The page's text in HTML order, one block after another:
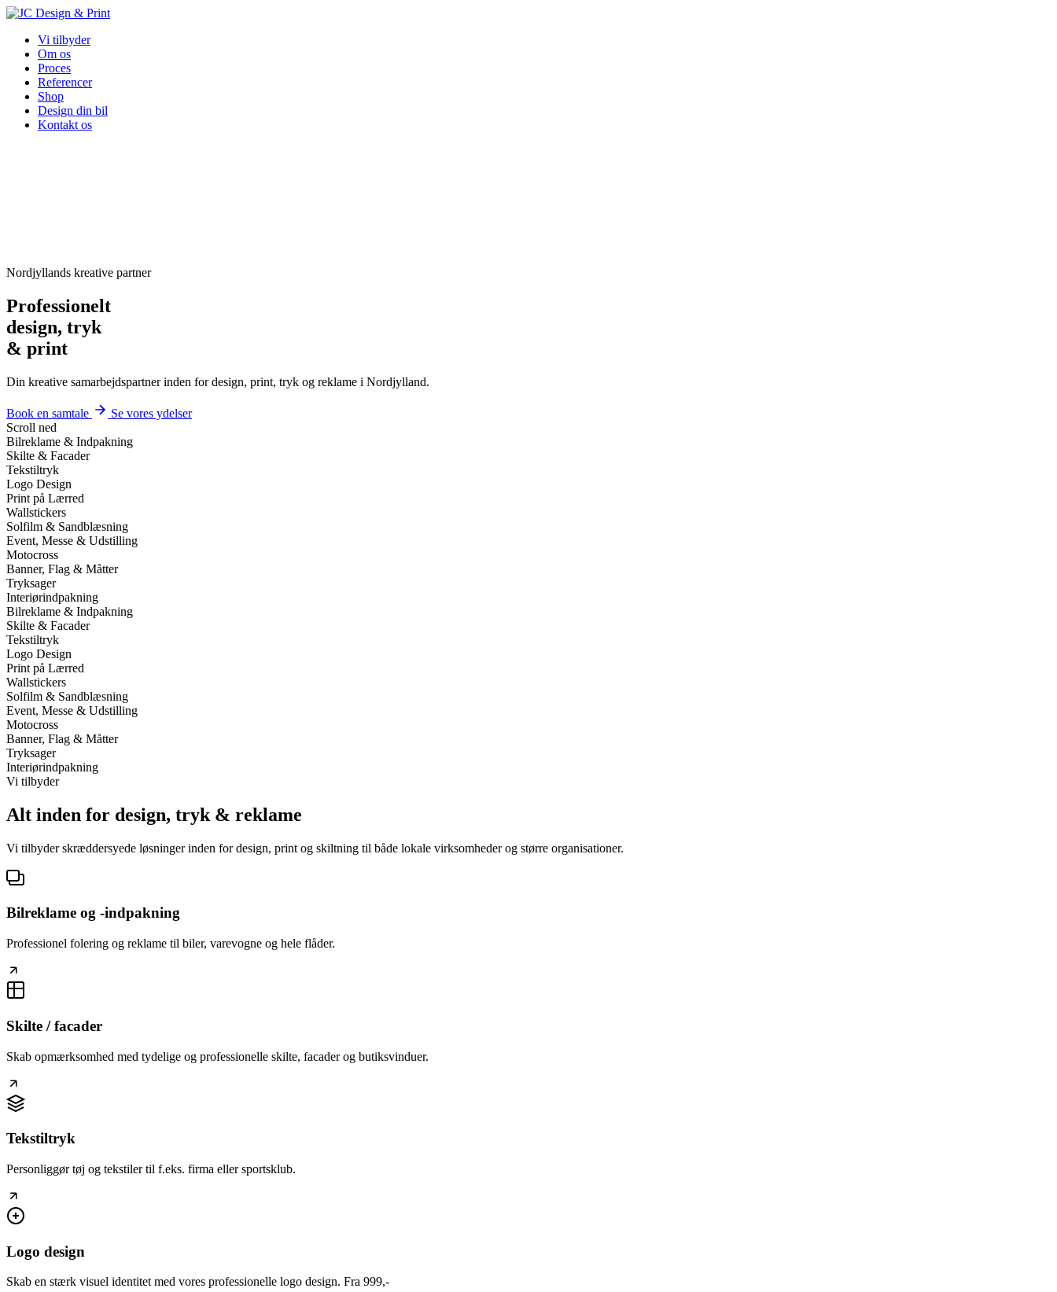
Vi tilbyder
Om os
Proces
Referencer
Shop
Design din bil
Kontakt os
Nordjyllands kreative partner
Professionelt
design, tryk
& print
Din kreative samarbejdspartner inden for design, print, tryk og reklame i Nordjylland.
Book en samtale
Se vores ydelser
Scroll ned
Bilreklame & Indpakning
Skilte & Facader
Tekstiltryk
Logo Design
Print på Lærred
Wallstickers
Solfilm & Sandblæsning
Event, Messe & Udstilling
Motocross
Banner, Flag & Måtter
Tryksager
Interiørindpakning
Bilreklame & Indpakning
Skilte & Facader
Tekstiltryk
Logo Design
Print på Lærred
Wallstickers
Solfilm & Sandblæsning
Event, Messe & Udstilling
Motocross
Banner, Flag & Måtter
Tryksager
Interiørindpakning
Vi tilbyder
Alt inden for design, tryk & reklame
Vi tilbyder skræddersyede løsninger inden for design, print og skiltning til både lokale virksomheder og større organisationer.
Bilreklame og -indpakning
Professionel folering og reklame til biler, varevogne og hele flåder.
Skilte / facader
Skab opmærksomhed med tydelige og professionelle skilte, facader og butiksvinduer.
Tekstiltryk
Personliggør tøj og tekstiler til f.eks. firma eller sportsklub.
Logo design
Skab en stærk visuel identitet med vores professionelle logo design. Fra 999,-